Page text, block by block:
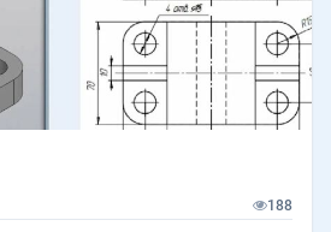
188